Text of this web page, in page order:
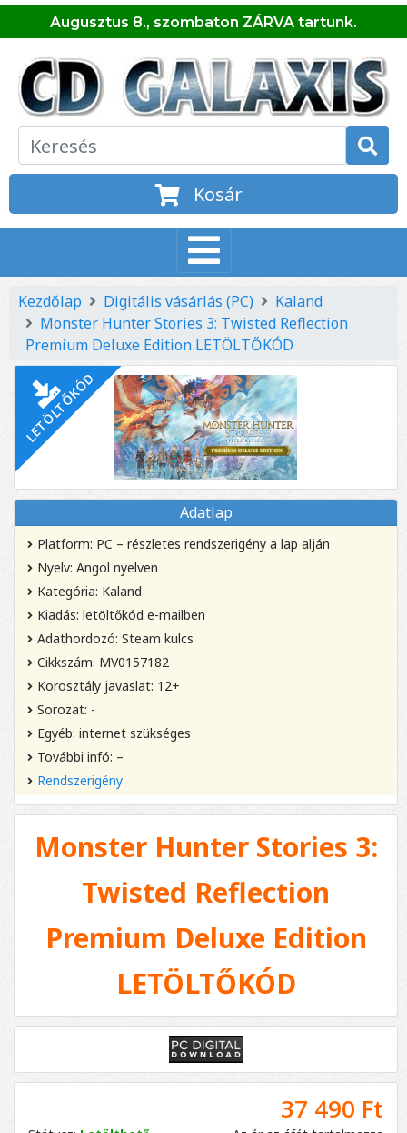
Augusztus 8., szombaton ZÁRVA tartunk.
Kosár
Kezdőlap Digitális vásárlás (PC)
Kaland
Monster Hunter Stories 3: Twisted Reflection
Premium Deluxe Edition LETÖLTŐKÓD
LETÖLTŐKÓD
Adatlap
Platform: PC – részletes rendszerigény a lap alján
Nyelv: Angol nyelven
Kategória: Kaland
Kiadás: letöltőkód e-mailben
Adathordozó: Steam kulcs
Cikkszám: MV0157182
Korosztály javaslat: 12+
Sorozat: -
Egyéb: internet szükséges
További infó: –
Rendszerigény
Monster Hunter Stories 3:
Twisted Reflection
Premium Deluxe Edition
LETÖLTŐKÓD
37 490 Ft